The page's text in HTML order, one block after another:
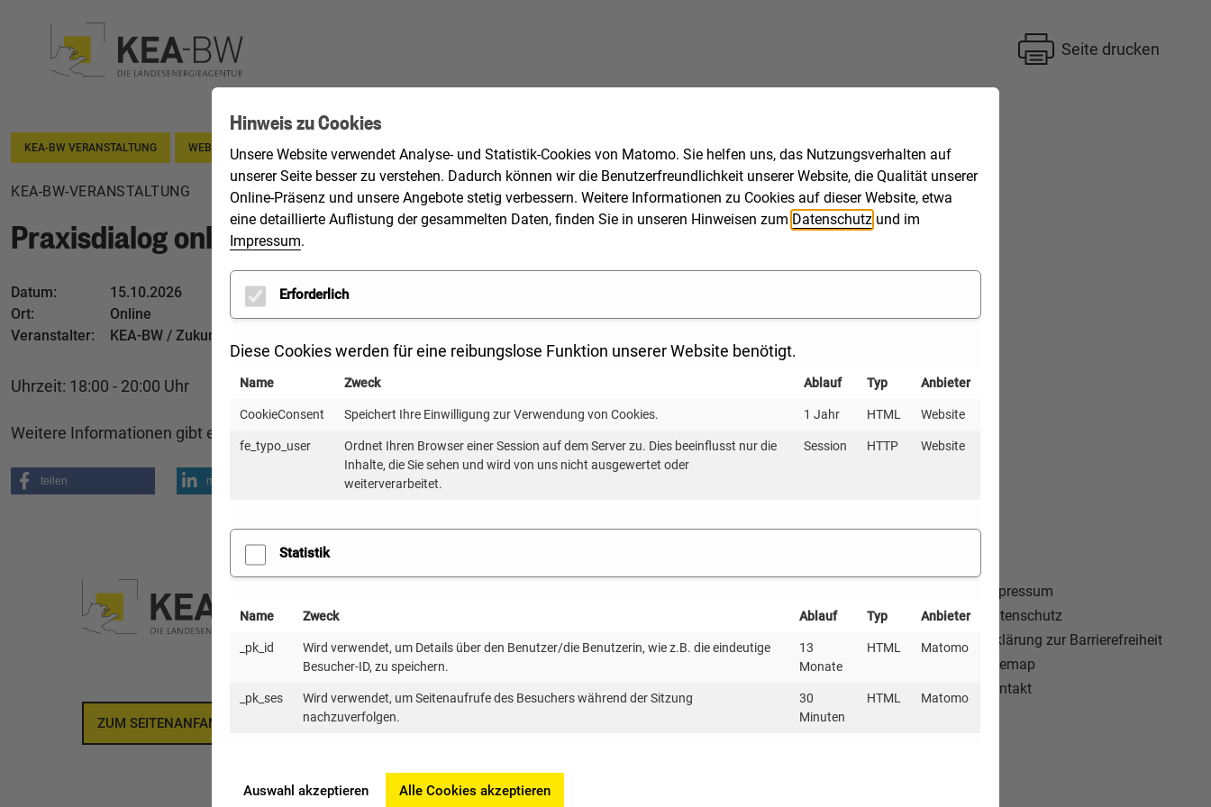
Seite drucken
KEA-BW VERANSTALTUNG WEBINAR
KEA-BW-VERANSTALTUNG 15. Oktober 2026
Praxisdialog online | Lüftungstechnik in der Praxis
Datum:
15.10.2026
Ort:
Online
Veranstalter:
KEA-BW / Zukunft Altbau
Uhrzeit: 18:00 - 20:00 Uhr
Weitere Informationen gibt es auf der
teilen mitteilen mail
ZUM SEITENANFANG
Stellenausschreibungen
Presse
Newsletter
Impressum
Datenschutz
Erklärung zur Barrierefreiheit
Sitemap
Kontakt
Hinweis zu Cookies
Unsere Website verwendet Analyse- und Statistik-Cookies von Matomo. Sie helfen uns, das Nutzungsverhalten auf
unserer Seite besser zu verstehen. Dadurch können wir die Benutzerfreundlichkeit unserer Website, die Qualität unserer
Online-Präsenz und unsere Angebote stetig verbessern. Weitere Informationen zu Cookies auf dieser Website, etwa
eine detaillierte Auflistung der gesammelten Daten, finden Sie in unseren Hinweisen zum Datenschutz und im
Impressum.
Erforderlich
Diese Cookies werden für eine reibungslose Funktion unserer Website benötigt.
Name Zweck Ablauf Typ Anbieter
CookieConsent Speichert Ihre Einwilligung zur Verwendung von Cookies. 1 Jahr HTML Website
fe_typo_user
Ordnet Ihren Browser einer Session auf dem Server zu. Dies beeinflusst nur die
Inhalte, die Sie sehen und wird von uns nicht ausgewertet oder
weiterverarbeitet.
Session HTTP Website
Statistik
Name Zweck Ablauf Typ Anbieter
_pk_id
Wird verwendet, um Details über den Benutzer/die Benutzerin, wie z.B. die eindeutige
Besucher-ID, zu speichern.
13
Monate
HTML Matomo
_pk_ses
Wird verwendet, um Seitenaufrufe des Besuchers während der Sitzung
nachzuverfolgen.
30
Minuten
HTML Matomo
Auswahl akzeptieren Alle Cookies akzeptieren